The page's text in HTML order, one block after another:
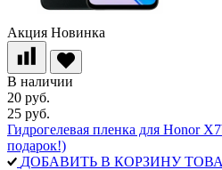
Акция Новинка
В наличии
20 руб.
25 руб.
Гидрогелевая пленка для Honor
подарок!)
ДОБАВИТЬ В КОРЗИНУ